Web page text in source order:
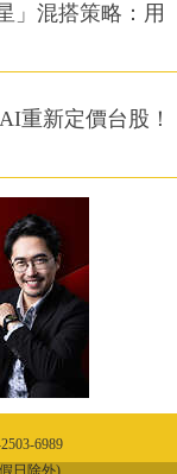
」混搭策略：用
重新定價台股！
6989
日除外)